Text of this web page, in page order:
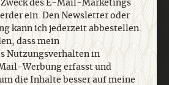
Über einen Link in
Mail kann ich diese Funktion
Weiterführende
finden Sie in unseren
.
des E-Mail-Marketings
ein. Den Newsletter oder
kann ich jederzeit abbestellen.
dass mein
Nutzungsverhalten in
Werbung erfasst und
die Inhalte besser auf meine